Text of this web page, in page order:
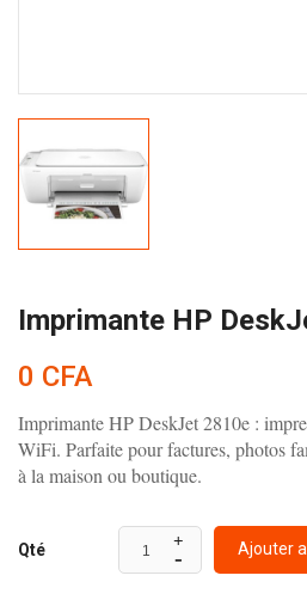
Imprimante HP
0 CFA
Imprimante HP DeskJet 2810e :
WiFi. Parfaite pour factures, photos
à la maison ou boutique.
Qté Ajouter